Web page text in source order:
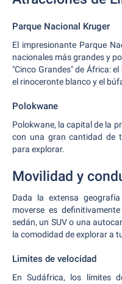
Parque Nacional Kruger
El impresionante Parque
nacionales más grandes y
"Cinco Grandes" de África:
el rinoceronte blanco y el
Polokwane
Polokwane, la capital de la
con una gran cantidad de
para explorar.
Movilidad y
Dada la extensa
moverse es
sedán, un SUV o una
la comodidad de explorar a
Limites de velocidad
En Sudáfrica, los límites